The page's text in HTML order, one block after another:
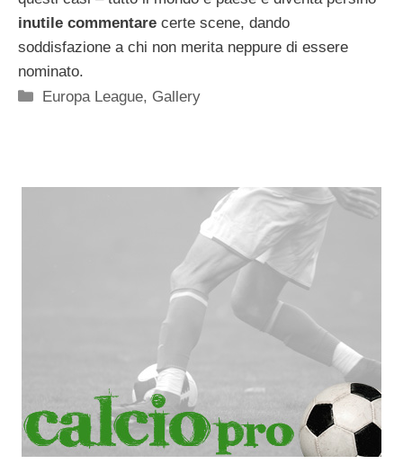
inutile commentare certe scene, dando
soddisfazione a chi non merita neppure di essere
nominato.
Categorie
Europa League, Gallery